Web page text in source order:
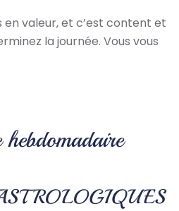
en valeur, et c’est content et
la journée. Vous vous
hebdomadaire